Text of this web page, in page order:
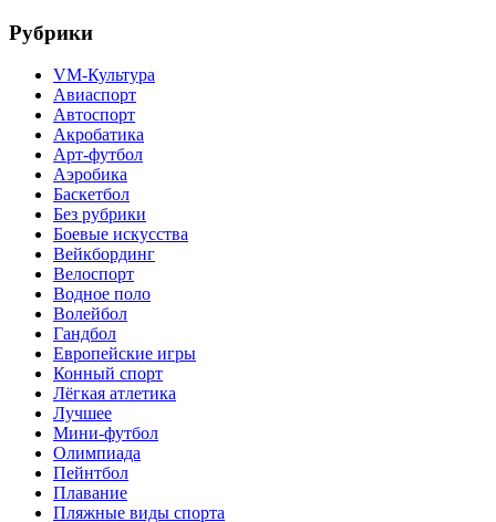
Рубрики
VM-Культура
Авиаспорт
Автоспорт
Акробатика
Арт-футбол
Аэробика
Баскетбол
Без рубрики
Боевые искусства
Вейкбординг
Велоспорт
Водное поло
Волейбол
Гандбол
Европейские игры
Конный спорт
Лёгкая атлетика
Лучшее
Мини-футбол
Олимпиада
Пейнтбол
Плавание
Пляжные виды спорта